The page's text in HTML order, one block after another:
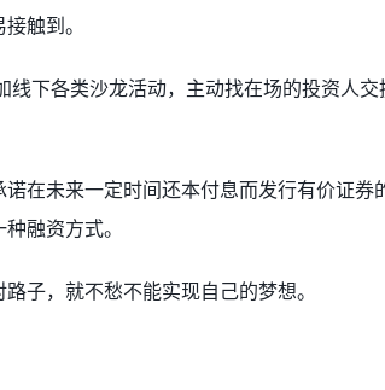
触到。
下各类沙龙活动，主动找在场的投资人交
在未来一定时间还本付息而发行有价证券
融资方式。
子，就不愁不能实现自己的梦想。